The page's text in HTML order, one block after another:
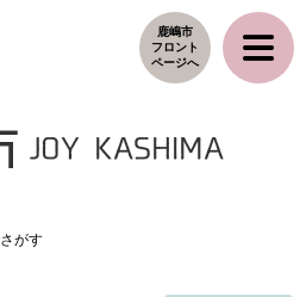
鹿嶋市
フロント
ページへ
がす